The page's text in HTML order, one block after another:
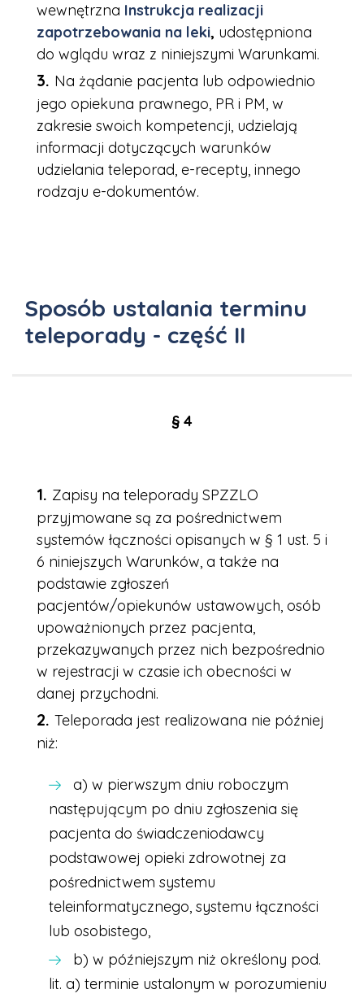
wewnętrzna Instrukcja realizacji
zapotrzebowania na leki, udostępniona
do wglądu wraz z niniejszymi Warunkami.
Na żądanie pacjenta lub odpowiednio
jego opiekuna prawnego, PR i PM, w
zakresie swoich kompetencji, udzielają
informacji dotyczących warunków
udzielania teleporad, e-recepty, innego
rodzaju e-dokumentów.
Sposób ustalania terminu
teleporady - część II
§ 4
Zapisy na teleporady SPZZLO
przyjmowane są za pośrednictwem
systemów łączności opisanych w § 1 ust. 5 i
6 niniejszych Warunków, a także na
podstawie zgłoszeń
pacjentów/opiekunów ustawowych, osób
upoważnionych przez pacjenta,
przekazywanych przez nich bezpośrednio
w rejestracji w czasie ich obecności w
danej przychodni.
Teleporada jest realizowana nie później
niż:
a) w pierwszym dniu roboczym
następującym po dniu zgłoszenia się
pacjenta do świadczeniodawcy
podstawowej opieki zdrowotnej za
pośrednictwem systemu
teleinformatycznego, systemu łączności
lub osobistego,
b) w późniejszym niż określony pod.
lit. a) terminie ustalonym w porozumieniu